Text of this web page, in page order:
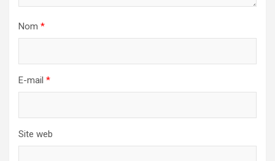
Nom *
E-mail *
Site web